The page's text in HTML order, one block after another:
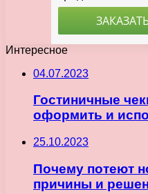
Интересное
04.07.2023
Гостиничные
оформить и
25.10.2023
Почему потеют
причины и